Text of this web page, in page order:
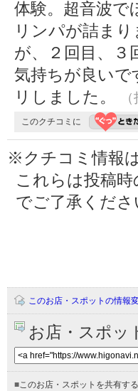
体験。超音波で
リンパが詰ま
が、２回目、３
気持ちが良い
リしました。
このクチコミに
※クチコミ情報
これらは投稿
でご了承くださ
このお店・スポットの情報
お店・スポッ
■このお店・スポットを共有する